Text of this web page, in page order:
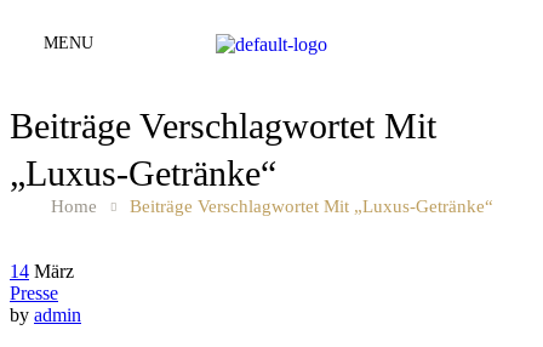
MENU
Beiträge Verschlagwortet Mit
„Luxus-Getränke“
Home Beiträge Verschlagwortet Mit „Luxus-Getränke“
14 März
Presse
by admin